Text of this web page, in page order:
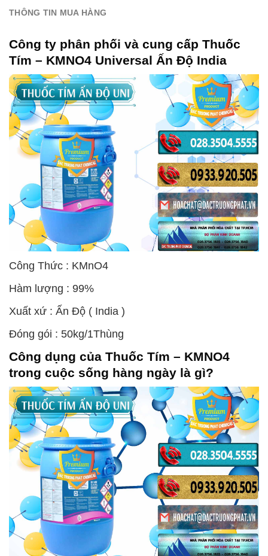
THÔNG TIN MUA HÀNG
Công ty phân phối và cung cấp Thuốc
Tím – KMNO4 Universal Ấn Độ India
Công Thức : KMnO4
Hàm lượng : 99%
Xuất xứ : Ấn Độ ( India )
Đóng gói : 50kg/1Thùng
Công dụng của Thuốc Tím – KMNO4
trong cuộc sống hàng ngày là gì?